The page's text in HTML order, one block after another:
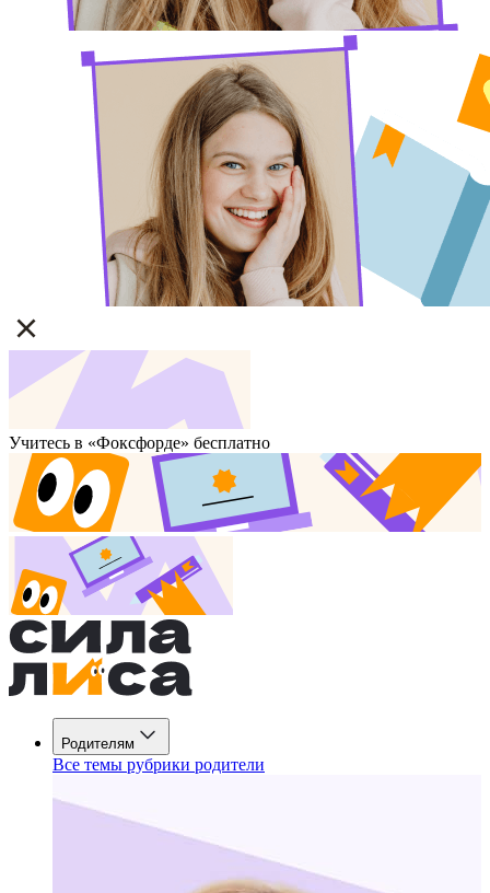
Учитесь в «Фоксфорде» бесплатно
Родителям
Все темы рубрики родители